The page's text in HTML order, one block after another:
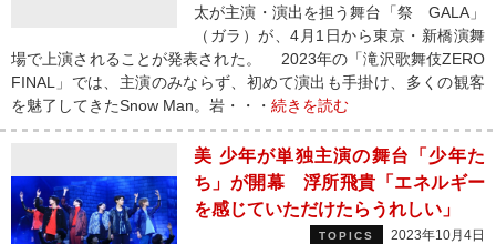
太が主演・演出を担う舞台「祭 GALA」
（ガラ）が、4月1日から東京・新橋演舞
場で上演されることが発表された。 2023年の「滝沢歌舞伎ZERO
FINAL」では、主演のみならず、初めて演出も手掛け、多くの観客
を魅了してきたSnow Man。岩・・・ 続きを読む
美 少年が単独主演の舞台「少年た
ち」が開幕 浮所飛貴「エネルギー
を感じていただけたらうれしい」
TOPICS 2023年10月4日